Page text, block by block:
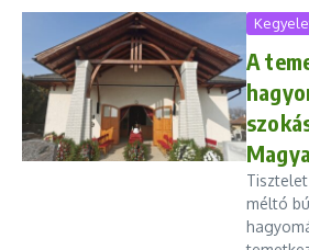
A
méltó